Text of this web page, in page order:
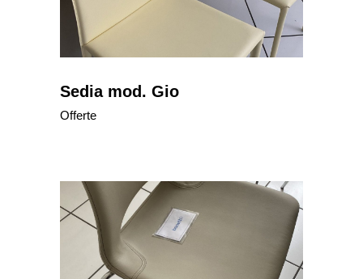
Sedia mod. Gio
Offerte